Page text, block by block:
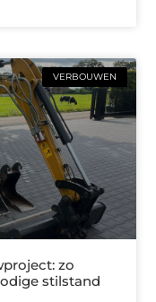
VERBOUWEN
zo
stilstand